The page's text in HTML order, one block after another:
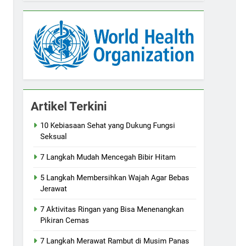
Artikel Terkini
10 Kebiasaan Sehat yang Dukung Fungsi
Seksual
7 Langkah Mudah Mencegah Bibir Hitam
5 Langkah Membersihkan Wajah Agar Bebas
Jerawat
7 Aktivitas Ringan yang Bisa Menenangkan
Pikiran Cemas
7 Langkah Merawat Rambut di Musim Panas